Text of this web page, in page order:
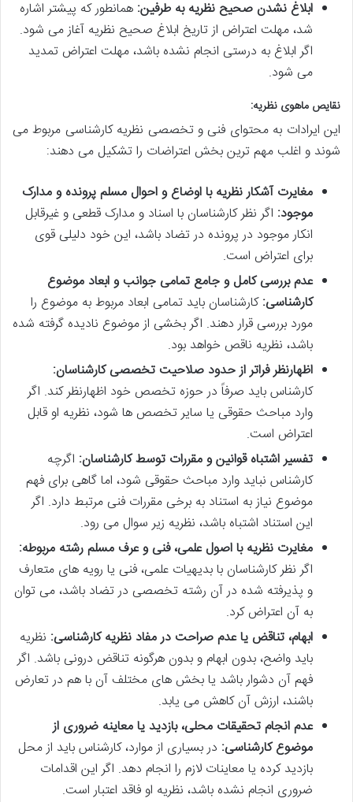
ابلاغ نشدن صحیح نظریه به طرفین: همانطور که پیشتر اشاره
شد، مهلت اعتراض از تاریخ ابلاغ صحیح نظریه آغاز می شود.
اگر ابلاغ به درستی انجام نشده باشد، مهلت اعتراض تمدید
می شود.
نقایص ماهوی نظریه:
این ایرادات به محتوای فنی و تخصصی نظریه کارشناسی مربوط می
شوند و اغلب مهم ترین بخش اعتراضات را تشکیل می دهند:
مغایرت آشکار نظریه با اوضاع و احوال مسلم پرونده و مدارک
موجود: اگر نظر کارشناسان با اسناد و مدارک قطعی و غیرقابل
انکار موجود در پرونده در تضاد باشد، این خود دلیلی قوی
برای اعتراض است.
عدم بررسی کامل و جامع تمامی جوانب و ابعاد موضوع
کارشناسی:کارشناسان باید تمامی ابعاد مربوط به موضوع را
مورد بررسی قرار دهند. اگر بخشی از موضوع نادیده گرفته شده
باشد، نظریه ناقص خواهد بود.
اظهارنظر فراتر از حدود صلاحیت تخصصی کارشناسان:
کارشناس باید صرفاً در حوزه تخصص خود اظهارنظر کند. اگر
وارد مباحث حقوقی یا سایر تخصص ها شود، نظریه او قابل
اعتراض است.
تفسیر اشتباه قوانین و مقررات توسط کارشناسان: اگرچه
کارشناس نباید وارد مباحث حقوقی شود، اما گاهی برای فهم
موضوع نیاز به استناد به برخی مقررات فنی مرتبط دارد. اگر
این استناد اشتباه باشد، نظریه زیر سوال می رود.
مغایرت نظریه با اصول علمی، فنی و عرف مسلم رشته مربوطه:
اگر نظر کارشناسان با بدیهیات علمی، فنی یا رویه های متعارف
و پذیرفته شده در آن رشته تخصصی در تضاد باشد، می توان
به آن اعتراض کرد.
ابهام، تناقض یا عدم صراحت در مفاد نظریه کارشناسی: نظریه
باید واضح، بدون ابهام و بدون هرگونه تناقض درونی باشد. اگر
فهم آن دشوار باشد یا بخش های مختلف آن با هم در تعارض
باشند، ارزش آن کاهش می یابد.
عدم انجام تحقیقات محلی، بازدید یا معاینه ضروری از
موضوع کارشناسی: در بسیاری از موارد، کارشناس باید از محل
بازدید کرده یا معاینات لازم را انجام دهد. اگر این اقدامات
ضروری انجام نشده باشد، نظریه او فاقد اعتبار است.